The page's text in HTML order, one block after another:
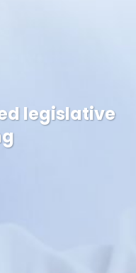
legislative